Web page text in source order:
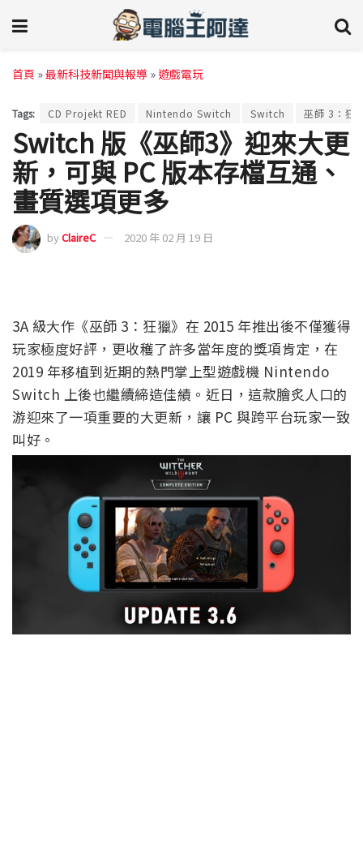
首頁 »最新科技新聞與報導 »遊戲電玩
Tags: CD Projekt RED Nintendo Switch Switch 巫師 3：狂
Switch 版《巫師3》迎來大更
新，可與 PC 版本存檔互通、
畫質選項更多
byClaireC 2020 年 02 月 19 日
3A 級大作《巫師 3：狂獵》在 2015 年推出後不僅獲得
玩家極度好評，更收穫了許多當年度的獎項肯定，在
2019 年移植到近期的熱門掌上型遊戲機 Nintendo
Switch 上後也繼續締造佳績。近日，這款膾炙人口的
游迎來了一項重要的大更新，讓 PC 與跨平台玩家一致
叫好。